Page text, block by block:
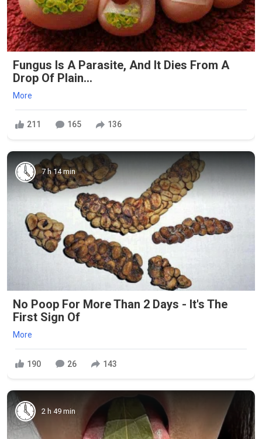
Fungus Is A Parasite, And It Dies From A
Drop Of Plain...
More
211 165 136
7 h 14 min
No Poop For More Than 2 Days - It's The
First Sign Of
More
190 26 143
2 h 49 min